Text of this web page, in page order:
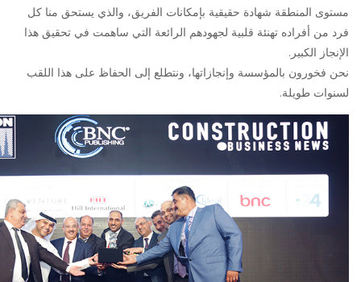
مستوى المنطقة شهادة حقيقية بإمكانات الفريق، والذي يستحق منا كل
فرد من أفراده تهنئة قلبية لجهودهم الرائعة التي ساهمت في تحقيق هذا
الإنجاز الكبير.
نحن فخورون بالمؤسسة وإنجازاتها، ونتطلع إلى الحفاظ على هذا اللقب
لسنوات طويلة.